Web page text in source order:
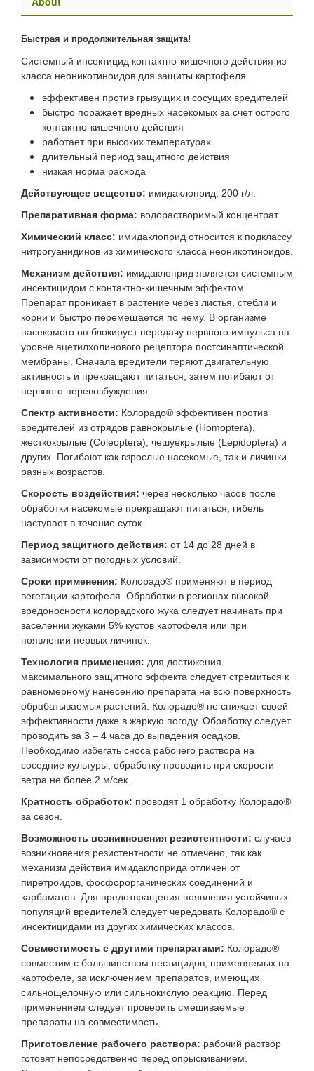
Быстрая и продолжительная защита!
Системный инсектицид контактно-кишечного действия из
класса неоникотиноидов для защиты картофеля.
эффективен против грызущих и сосущих вредителей
быстро поражает вредных насекомых за счет острого
контактно-кишечного действия
работает при высоких температурах
длительный период защитного действия
низкая норма расхода
Действующее вещество: имидаклоприд, 200 г/л.
Препаративная форма: водорастворимый концентрат.
Химический класс: имидаклоприд относится к подклассу
нитрогуанидинов из химического класса неоникотиноидов.
Механизм действия: имидаклоприд является системным
инсектицидом с контактно-кишечным эффектом.
Препарат проникает в растение через листья, стебли и
корни и быстро перемещается по нему. В организме
насекомого он блокирует передачу нервного импульса на
уровне ацетилхолинового рецептора постсинаптической
мембраны. Сначала вредители теряют двигательную
активность и прекращают питаться, затем погибают от
нервного перевозбуждения.
Спектр активности: Колорадо® эффективен против
вредителей из отрядов равнокрылые (Homoptera),
жесткокрылые (Coleoptera), чешуекрылые (Lepidoptera) и
других. Погибают как взрослые насекомые, так и личинки
разных возрастов.
Скорость воздействия: через несколько часов после
обработки насекомые прекращают питаться, гибель
наступает в течение суток.
Период защитного действия: от 14 до 28 дней в
зависимости от погодных условий.
Сроки применения: Колорадо® применяют в период
вегетации картофеля. Обработки в регионах высокой
вредоносности колорадского жука следует начинать при
заселении жуками 5% кустов картофеля или при
появлении первых личинок.
Технология применения: для достижения
максимального защитного эффекта следует стремиться к
равномерному нанесению препарата на всю поверхность
обрабатываемых растений. Колорадо® не снижает своей
эффективности даже в жаркую погоду. Обработку следует
проводить за 3 – 4 часа до выпадения осадков.
Необходимо избегать сноса рабочего раствора на
соседние культуры, обработку проводить при скорости
ветра не более 2 м/сек.
Кратность обработок: проводят 1 обработку Колорадо®
за сезон.
Возможность возникновения резистентности: случаев
возникновения резистентности не отмечено, так как
механизм действия имидаклоприда отличен от
пиретроидов, фосфорорганических соединений и
карбаматов. Для предотвращения появления устойчивых
популяций вредителей следует чередовать Колорадо® с
инсектицидами из других химических классов.
Совместимость с другими препаратами: Колорадо®
совместим с большинством пестицидов, применяемых на
картофеле, за исключением препаратов, имеющих
сильнощелочную или сильнокислую реакцию. Перед
применением следует проверить смешиваемые
препараты на совместимость.
Приготовление рабочего раствора: рабочий раствор
готовят непосредственно перед опрыскиванием.